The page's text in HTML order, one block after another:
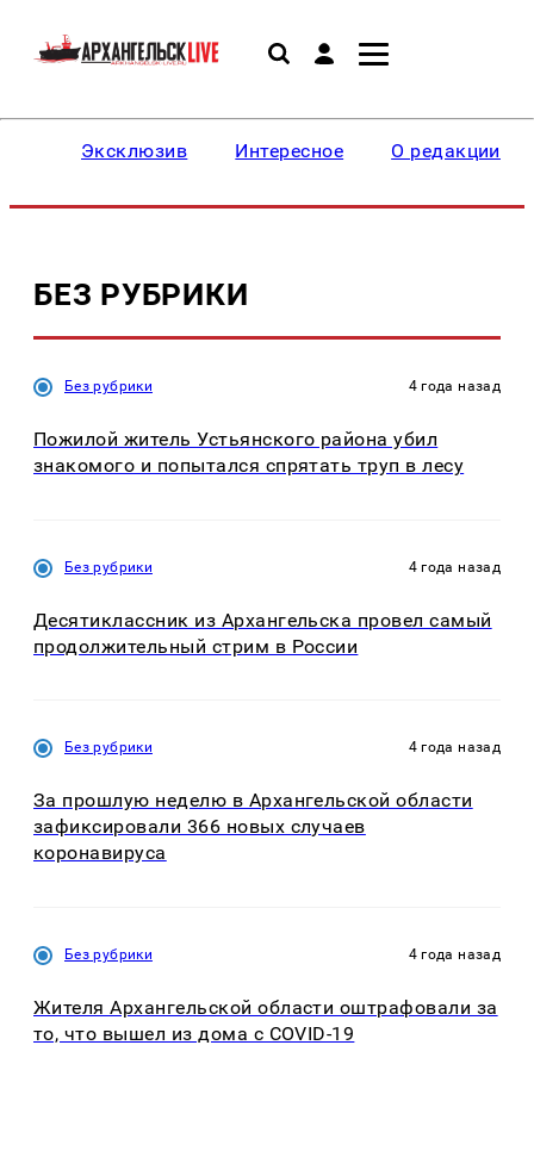
Эксклюзив Интересное О редакции
БЕЗ РУБРИКИ
Без рубрики 4 года назад
Пожилой житель Устьянского района убил
знакомого и попытался спрятать труп в лесу
Без рубрики 4 года назад
Десятиклассник из Архангельска провел самый
продолжительный стрим в России
Без рубрики 4 года назад
За прошлую неделю в Архангельской области
зафиксировали 366 новых случаев
коронавируса
Без рубрики 4 года назад
Жителя Архангельской области оштрафовали за
то, что вышел из дома с COVID-19